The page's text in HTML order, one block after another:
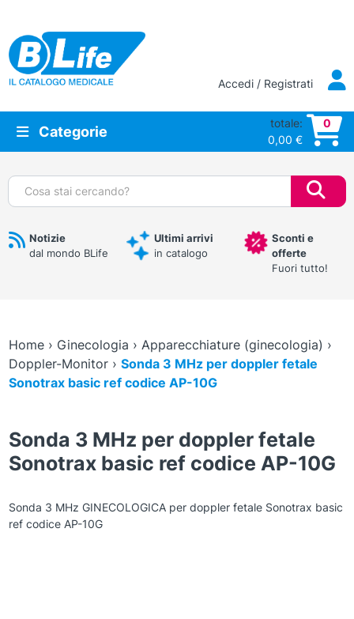
Vai al contenuto principale
Accedi / Registrati
Categorie
totale:
0,00 €
0
Cerca:
Notizie
dal mondo BLife
Ultimi arrivi
in catalogo
Sconti e
offerte
Fuori tutto!
Home› Ginecologia › Apparecchiature (ginecologia) ›
Doppler-Monitor› Sonda 3 MHz per doppler fetale
Sonotrax basic ref codice AP-10G
Sonda 3 MHz per doppler fetale
Sonotrax basic ref codice AP-10G
Sonda 3 MHz GINECOLOGICA per doppler fetale Sonotrax basic
ref codice AP-10G